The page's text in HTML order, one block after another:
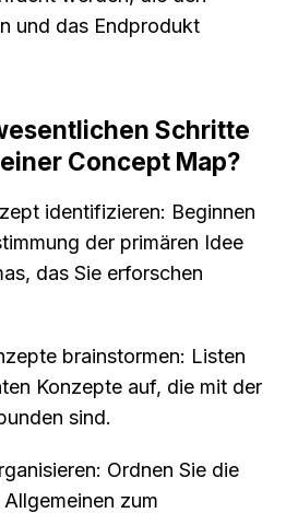
und das Endprodukt
Schritte
Concept Map?
identifizieren: Beginnen
der primären Idee
das Sie erforschen
brainstormen: Listen
Konzepte auf, die mit der
sind.
Ordnen Sie die
zum